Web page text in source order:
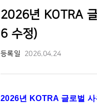
2026년 KOTRA
6 수정)
등록일 2026.04.24
2026년 KOTRA 글로벌